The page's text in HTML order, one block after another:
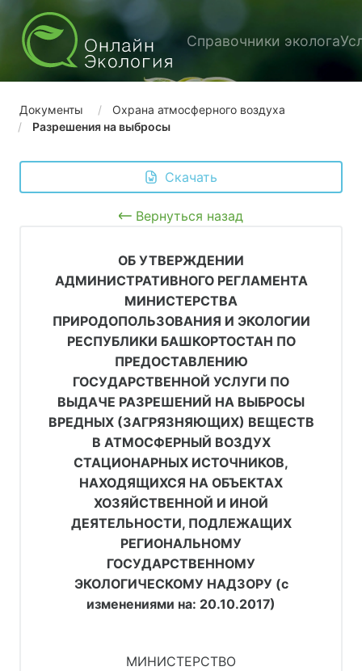
Справочники эколога
Документы
Охрана атмосферного воздуха
Разрешения на выбросы
Скачать
Вернуться назад
ОБ УТВЕРЖДЕНИИ
АДМИНИСТРАТИВНОГО РЕГЛАМЕНТА
МИНИСТЕРСТВА
ПРИРОДОПОЛЬЗОВАНИЯ И ЭКОЛОГИИ
РЕСПУБЛИКИ БАШКОРТОСТАН ПО
ПРЕДОСТАВЛЕНИЮ
ГОСУДАРСТВЕННОЙ УСЛУГИ ПО
ВЫДАЧЕ РАЗРЕШЕНИЙ НА ВЫБРОСЫ
ВРЕДНЫХ (ЗАГРЯЗНЯЮЩИХ) ВЕЩЕСТВ
В АТМОСФЕРНЫЙ ВОЗДУХ
СТАЦИОНАРНЫХ ИСТОЧНИКОВ,
НАХОДЯЩИХСЯ НА ОБЪЕКТАХ
ХОЗЯЙСТВЕННОЙ И ИНОЙ
ДЕЯТЕЛЬНОСТИ, ПОДЛЕЖАЩИХ
РЕГИОНАЛЬНОМУ
ГОСУДАРСТВЕННОМУ
ЭКОЛОГИЧЕСКОМУ НАДЗОРУ (с
изменениями на: 20.10.2017)
МИНИСТЕРСТВО